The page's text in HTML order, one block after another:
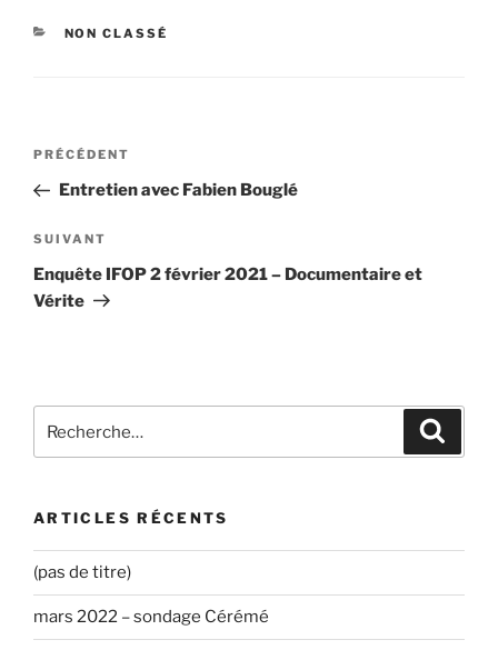
CATÉGORIES
NON CLASSÉ
Navigation
l’article
Article
précédent
PRÉCÉDENT
Entretien avec Fabien Bouglé
Article
suivant
SUIVANT
Enquête IFOP 2 février 2021 – Documentaire et
Vérite
pour
ARTICLES RÉCENTS
(pas de titre)
mars 2022 – sondage Cérémé